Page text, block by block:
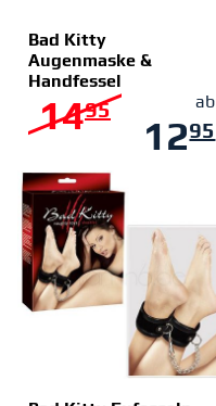
Bad Kitty
Augenmaske &
Handfessel
1495 ab
1295
ZUM SHOP